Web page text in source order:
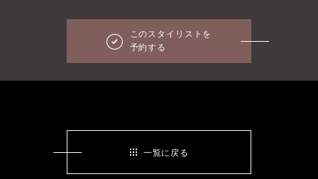
このスタイリストを
予約する
一覧に戻る